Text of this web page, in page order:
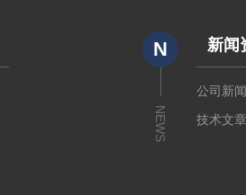
N
NEWS
新闻
公司新
技术文